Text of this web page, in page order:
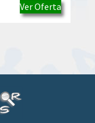
originalactual
Ver Oferta